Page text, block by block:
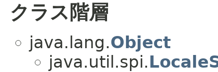
クラス階層
java.lang.Object
java.util.spi.